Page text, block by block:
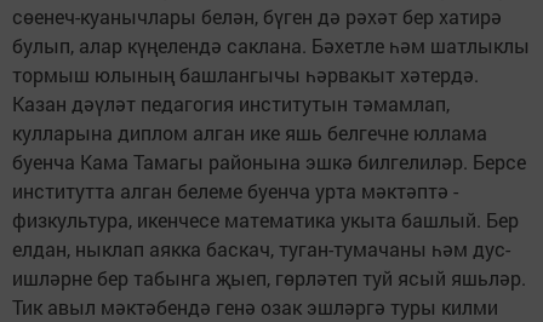
сөенеч-куанычлары белән, бүген дә рәхәт бер хатирә
булып, алар күңелендә саклана. Бәхетле һәм шатлыклы
тормыш юлының башлангычы һәрвакыт хәтердә.
Казан дәүләт педагогия институтын тәмамлап,
кулларына диплом алган ике яшь белгечне юллама
буенча Кама Тамагы районына эшкә билгелиләр. Берсе
институтта алган белеме буенча урта мәктәптә -
физкультура, икенчесе математика укыта башлый. Бер
елдан, нык­лап аякка баскач, туган-тумачаны һәм дус-
иш­ләрне бер табынга җыеп, гөрләтеп туй ясый яшьләр.
Тик авыл мәктәбендә генә озак эшләргә туры килми